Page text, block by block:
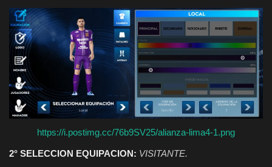
https://i.postimg.cc/76b9SV25/alianza-lima4-1.png
2° SELECCION EQUIPACION: VISITANTE.